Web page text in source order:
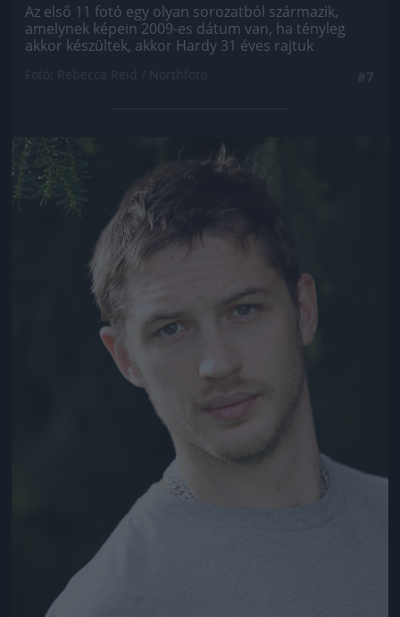
Az első 11 fotó egy olyan sorozatból származik,
amelynek képein 2009-es dátum van, ha tényleg
akkor készültek, akkor Hardy 31 éves rajtuk
Jön még kép!